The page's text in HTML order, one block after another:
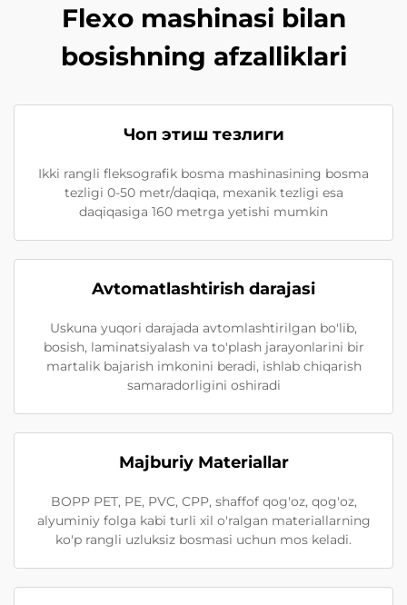
Flexo mashinasi bilan
bosishning afzalliklari
Чоп этиш тезлиги
Ikki rangli fleksografik bosma mashinasining bosma
tezligi 0-50 metr/daqiqa, mexanik tezligi esa
daqiqasiga 160 metrga yetishi mumkin
Avtomatlashtirish darajasi
Uskuna yuqori darajada avtomlashtirilgan bo'lib,
bosish, laminatsiyalash va to'plash jarayonlarini bir
martalik bajarish imkonini beradi, ishlab chiqarish
samaradorligini oshiradi
Majburiy Materiallar
BOPP PET, PE, PVC, CPP, shaffof qog'oz, qog'oz,
alyuminiy folga kabi turli xil o'ralgan materiallarning
ko'p rangli uzluksiz bosmasi uchun mos keladi.